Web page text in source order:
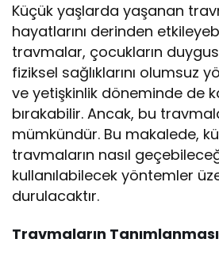
Küçük yaşlarda yaşanan
hayatlarını derinden
travmalar, çocukların
fiziksel sağlıklarını olumsuz
ve yetişkinlik döneminde de
bırakabilir. Ancak, bu
mümkündür. Bu makalede,
travmaların nasıl
kullanılabilecek yöntemler
durulacaktır.
Travmaların